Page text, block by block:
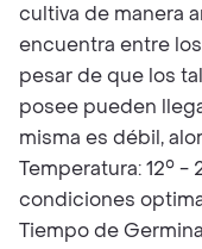
cultiva de manera
encuentra entre
pesar de que los
posee pueden
misma es débil,
Temperatura: 12° -
condiciones
Tiempo de